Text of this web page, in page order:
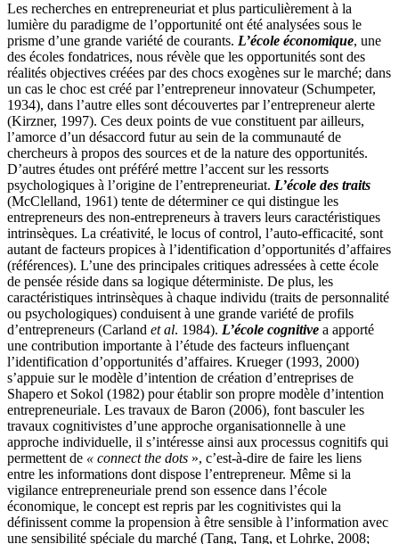
Les recherches en entrepreneuriat et plus particulièrement à la
lumière du paradigme de l’opportunité ont été analysées sous le
prisme d’une grande variété de courants. L’école économique, une
des écoles fondatrices, nous révèle que les opportunités sont des
réalités objectives créées par des chocs exogènes sur le marché; dans
un cas le choc est créé par l’entrepreneur innovateur (Schumpeter,
1934), dans l’autre elles sont découvertes par l’entrepreneur alerte
(Kirzner, 1997). Ces deux points de vue constituent par ailleurs,
l’amorce d’un désaccord futur au sein de la communauté de
chercheurs à propos des sources et de la nature des opportunités.
D’autres études ont préféré mettre l’accent sur les ressorts
psychologiques à l’origine de l’entrepreneuriat. L’école des traits
(McClelland, 1961) tente de déterminer ce qui distingue les
entrepreneurs des non-entrepreneurs à travers leurs caractéristiques
intrinsèques. La créativité, le locus of control, l’auto-efficacité, sont
autant de facteurs propices à l’identification d’opportunités d’affaires
(références). L’une des principales critiques adressées à cette école
de pensée réside dans sa logique déterministe. De plus, les
caractéristiques intrinsèques à chaque individu (traits de personnalité
ou psychologiques) conduisent à une grande variété de profils
d’entrepreneurs (Carland et al. 1984). L’école cognitive a apporté
une contribution importante à l’étude des facteurs influençant
l’identification d’opportunités d’affaires. Krueger (1993, 2000)
s’appuie sur le modèle d’intention de création d’entreprises de
Shapero et Sokol (1982) pour établir son propre modèle d’intention
entrepreneuriale. Les travaux de Baron (2006), font basculer les
travaux cognitivistes d’une approche organisationnelle à une
approche individuelle, il s’intéresse ainsi aux processus cognitifs qui
permettent de « connect the dots », c’est-à-dire de faire les liens
entre les informations dont dispose l’entrepreneur. Même si la
vigilance entrepreneuriale prend son essence dans l’école
économique, le concept est repris par les cognitivistes qui la
définissent comme la propension à être sensible à l’information avec
une sensibilité spéciale du marché (Tang, Tang, et Lohrke, 2008;